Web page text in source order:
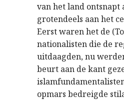
van het land ontsnapt
grotendeels aan het
Eerst waren het de
nationalisten die de
uitdaagden, nu
beurt aan de kant
opmars bedreigde